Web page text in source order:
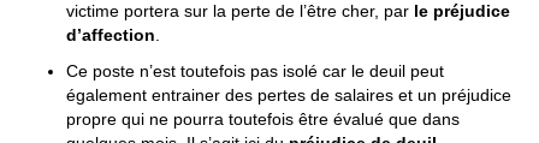
victime portera sur la perte de l’être cher, par le préjudice
d’affection
Ce poste n’est toutefois pas isolé car le deuil peut
également entrainer des pertes de salaires et un préjudice
propre qui ne pourra toutefois être évalué que dans